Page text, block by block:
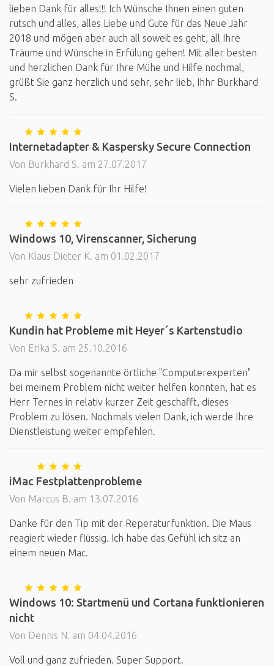
lieben Dank für alles!!! Ich Wünsche Ihnen einen guten
rutsch und alles, alles Liebe und Gute für das Neue Jahr
2018 und mögen aber auch all soweit es geht, all Ihre
Träume und Wünsche in Erfülung gehen! Mit aller besten
und herzlichen Dank für Ihre Mühe und Hilfe nochmal,
grüßt Sie ganz herzlich und sehr, sehr lieb, Ihhr Burkhard
S.
Internetadapter & Kaspersky Secure Connection
Von Burkhard S. am 27.07.2017
Vielen lieben Dank für Ihr Hilfe!
Windows 10, Virenscanner, Sicherung
Von Klaus Dieter K. am 01.02.2017
sehr zufrieden
Kundin hat Probleme mit Heyer´s Kartenstudio
Von Erika S. am 25.10.2016
Da mir selbst sogenannte örtliche "Computerexperten"
bei meinem Problem nicht weiter helfen konnten, hat es
Herr Ternes in relativ kurzer Zeit geschafft, dieses
Problem zu lösen. Nochmals vielen Dank, ich werde Ihre
Dienstleistung weiter empfehlen.
iMac Festplattenprobleme
Von Marcus B. am 13.07.2016
Danke für den Tip mit der Reperaturfunktion. Die Maus
reagiert wieder flüssig. Ich habe das Gefühl ich sitz an
einem neuen Mac.
Windows 10: Startmenü und Cortana funktionieren
nicht
Von Dennis N. am 04.04.2016
Voll und ganz zufrieden. Super Support.